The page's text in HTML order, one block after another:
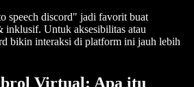
speech discord" jadi favorit buat
inklusif. Untuk aksesibilitas atau
bikin interaksi di platform ini jauh lebih
Virtual: Apa itu